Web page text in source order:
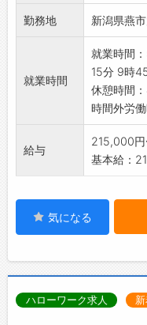
職場見学
い。
範囲:変更
勤務地 新潟県燕
就業時間
就業時間
15分 9時
休憩時間
時間外労
給与
215,000
基本給：
気になる
ハローワーク求人